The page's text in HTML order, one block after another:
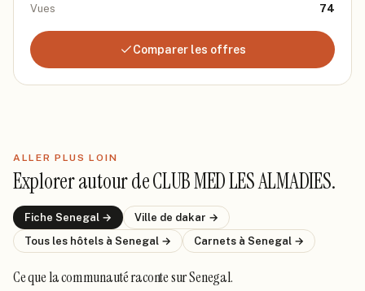
Vues
74
Comparer les offres
ALLER PLUS LOIN
Explorer autour deCLUB MED LES ALMADIES.
Fiche Senegal → Ville de dakar →
Tous les hôtels à Senegal → Carnets à Senegal →
Ce que la communauté racontesur Senegal.